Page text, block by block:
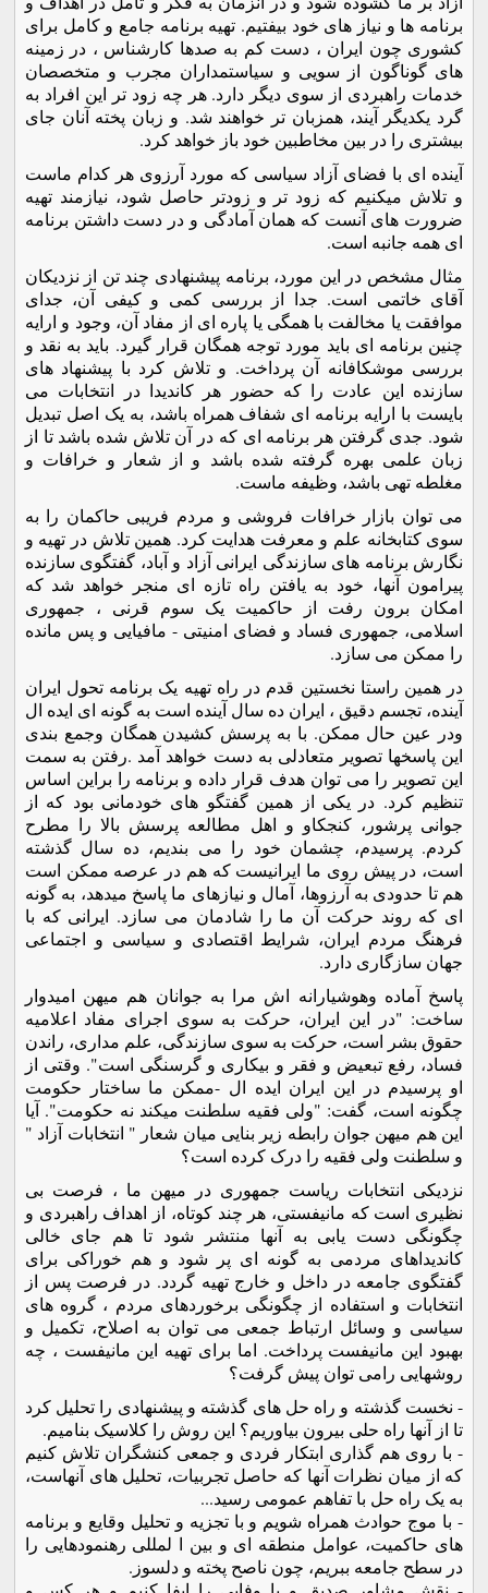
برنامه ها و نياز های خود بيفتيم. تهيه برنامه جامع و کامل برای
کشوری چون ايران ، دست کم به صدها کارشناس ، در زمينه
های گوناگون از سويی و سياستمداران مجرب و متخصصان
خدمات راهبردی از سوی ديگر دارد. هر چه زود تر اين افراد به
گرد يکديگر آيند، همزبان تر خواهند شد. و زبان پخته آنان جای
بيشتری را در بين مخاطبين خود باز خواهد کرد.
آينده ای با فضای آزاد سياسی که مورد آرزوی هر کدام ماست
و تلاش ميکنيم که زود تر و زودتر حاصل شود، نيازمند تهيه
ضرورت های آنست که همان آمادگی و در دست داشتن برنامه
ای همه جانبه است.
مثال مشخص در اين مورد، برنامه پيشنهادی چند تن از نزديکان
آقای خاتمی است. جدا از بررسی کمی و کيفی آن، جدای
موافقت يا مخالفت با همگی يا پاره ای از مفاد آن، وجود و ارايه
چنين برنامه ای بايد مورد توجه همگان قرار گيرد. بايد به نقد و
بررسی موشکافانه آن پرداخت. و تلاش کرد با پيشنهاد های
سازنده اين عادت را که حضور هر کانديدا در انتخابات می
بايست با ارايه برنامه ای شفاف همراه باشد، به يک اصل تبديل
شود. جدی گرفتن هر برنامه ای که در آن تلاش شده باشد تا از
زبان علمی بهره گرفته شده باشد و از شعار و خرافات و
مغلطه تهی باشد، وظيفه ماست.
می توان بازار خرافات فروشی و مردم فريبی حاکمان را به
سوی کتابخانه علم و معرفت هدايت کرد. همين تلاش در تهيه و
نگارش برنامه های سازندگی ايرانی آزاد و آباد، گفتگوی سازنده
پيرامون آنها، خود به يافتن راه تازه ای منجر خواهد شد که
امکان برون رفت از حاکميت يک سوم قرنی ، جمهوری
اسلامی، جمهوری فساد و فضای امنيتی - مافيايی و پس مانده
را ممکن می سازد.
در همين راستا نخستين قدم در راه تهيه يک برنامه تحول ايران
آينده، تجسم دقيق ، ايران ده سال آينده است به گونه ای ايده ال
ودر عين حال ممکن. با به پرسش کشيدن همگان وجمع بندی
اين پاسخها تصوير متعادلی به دست خواهد آمد .رفتن به سمت
اين تصوير را می توان هدف قرار داده و برنامه را براين اساس
تنظيم کرد. در يکی از همين گفتگو های خودمانی بود که از
جوانی پرشور، کنجکاو و اهل مطالعه پرسش بالا را مطرح
کردم. پرسيدم، چشمان خود را می بنديم، ده سال گذشته
است، در پيش روی ما ايرانيست که هم در عرصه ممکن است
هم تا حدودی به آرزوها، آمال و نيازهای ما پاسخ ميدهد، به گونه
ای که روند حرکت آن ما را شادمان می سازد. ايرانی که با
فرهنگ مردم ايران، شرايط اقتصادی و سياسی و اجتماعی
جهان سازگاری دارد.
پاسخ آماده وهوشيارانه اش مرا به جوانان هم ميهن اميدوار
ساخت: "در اين ايران، حرکت به سوی اجرای مفاد اعلاميه
حقوق بشر است، حرکت به سوی سازندگی، علم مداری، راندن
فساد، رفع تبعيض و فقر و بيکاری و گرسنگی است". وقتی از
او پرسيدم در اين ايران ايده ال -ممکن ما ساختار حکومت
چگونه است، گفت: "ولی فقيه سلطنت ميکند نه حکومت". آيا
اين هم ميهن جوان رابطه زير بنايی ميان شعار " انتخابات آزاد "
و سلطنت ولی فقيه را درک کرده است؟
نزديکی انتخابات رياست جمهوری در ميهن ما ، فرصت بی
نظيری است که مانيفستی، هر چند کوتاه، از اهداف راهبردی و
چگونگی دست يابی به آنها منتشر شود تا هم جای خالی
کانديداهای مردمی به گونه ای پر شود و هم خوراکی برای
گفتگوی جامعه در داخل و خارج تهيه گردد. در فرصت پس از
انتخابات و استفاده از چگونگی برخوردهای مردم ، گروه های
سياسی و وسائل ارتباط جمعی می توان به اصلاح، تکميل و
بهبود اين مانيفست پرداخت. اما برای تهيه اين مانيفست ، چه
روشهايی رامی توان پيش گرفت؟
- نخست گذشته و راه حل های گذشته و پيشنهادی را تحليل کرد
تا از آنها راه حلی بيرون بياوريم؟ اين روش را کلاسيک بناميم.
- با روی هم گذاری ابتکار فردی و جمعی کنشگران تلاش کنيم
که از ميان نظرات آنها که حاصل تجربيات، تحليل های آنهاست،
به يک راه حل با تفاهم عمومی رسيد...
- با موج حوادث همراه شويم و با تجزيه و تحليل وقايع و برنامه
های حاکميت، عوامل منطقه ای و بين ا لمللی رهنمودهايی را
در سطح جامعه ببريم، چون ناصح پخته و دلسوز.